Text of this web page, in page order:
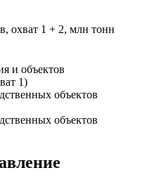
охват 1 + 2, млн тонн
и объектов
1)
объектов
объектов